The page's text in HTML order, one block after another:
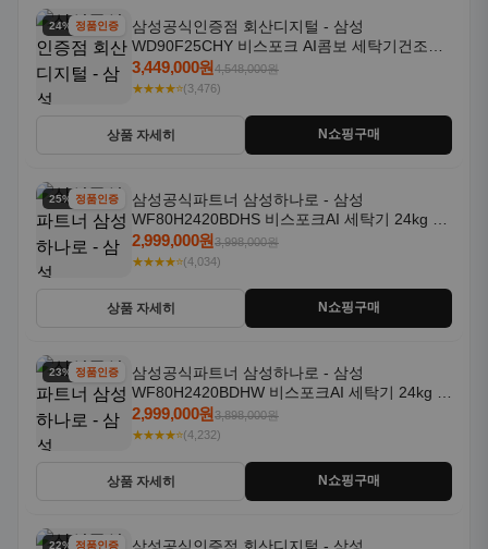
24% 할인정품인증
삼성공식인증점 회산디지털 - 삼성
WD90F25CHY 비스포크 AI콤보 세탁기건조기
일체형 25kg+18kg 1등급
3,449,000원4,548,000원
★★★★⭐(3,476)
상품 자세히 N쇼핑구매
25% 할인정품인증
삼성공식파트너 삼성하나로 - 삼성
WF80H2420BDHS 비스포크AI 세탁기 24kg 건
조기 20kg 세제자동투입
2,999,000원3,998,000원
★★★★⭐(4,034)
상품 자세히 N쇼핑구매
23% 할인정품인증
삼성공식파트너 삼성하나로 - 삼성
WF80H2420BDHW 비스포크AI 세탁기 24kg 건
조기 20kg 세제자동투입
2,999,000원3,898,000원
★★★★⭐(4,232)
상품 자세히 N쇼핑구매
22% 할인정품인증
삼성공식인증점 회산디지털 - 삼성